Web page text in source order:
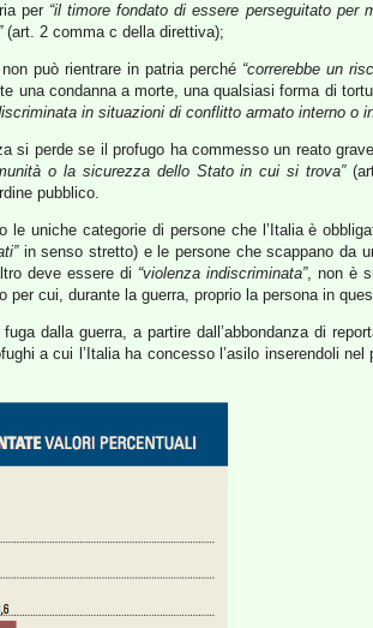
per “il timore fondato di essere perseguitato per
(art. 2 comma c della direttiva);
può rientrare in patria perché “correrebbe un
una condanna a morte, una qualsiasi forma di
in situazioni di conflitto armato interno o
si perde se il profugo ha commesso un reato
o la sicurezza dello Stato in cui si trova”
pubblico.
le uniche categorie di persone che l’Italia è
in senso stretto) e le persone che scappano da
deve essere di “violenza indiscriminata”, non è
cui, durante la guerra, proprio la persona in
dalla guerra, a partire dall’abbondanza di
a cui l’Italia ha concesso l’asilo inserendoli nel